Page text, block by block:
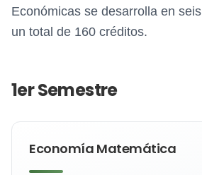
Económicas se desarrolla en
un total de 160 créditos.
1er Semestre
Economía Matemática